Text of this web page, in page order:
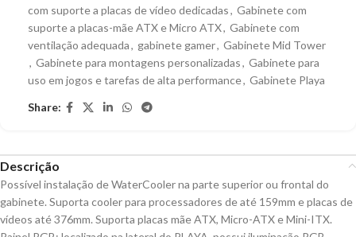
com suporte a placas de vídeo dedicadas, Gabinete com
suporte a placas-mãe ATX e Micro ATX, Gabinete com
ventilação adequada, gabinete gamer, Gabinete Mid Tower
, Gabinete para montagens personalizadas, Gabinete para
uso em jogos e tarefas de alta performance, Gabinete Playa
Share:
Descrição
Possível instalação de WaterCooler na parte superior ou frontal do
gabinete. Suporta cooler para processadores de até 159mm e placas de
vídeos até 376mm. Suporta placas mãe ATX, Micro-ATX e Mini-ITX.